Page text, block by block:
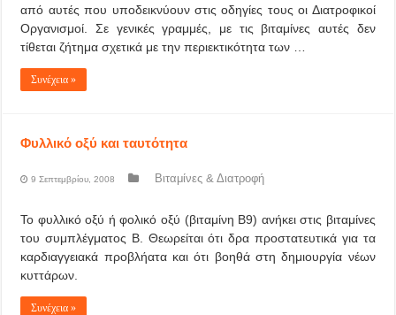
από αυτές που υποδεικνύουν στις οδηγίες τους οι Διατροφικοί
Οργανισμοί. Σε γενικές γραμμές, με τις βιταμίνες αυτές δεν
τίθεται ζήτημα σχετικά με την περιεκτικότητα των …
Συνέχεια »
Φυλλικό οξύ και ταυτότητα
9 Σεπτεμβρίου, 2008 Βιταμίνες & Διατροφή
Το φυλλικό οξύ ή φολικό οξύ (βιταμίνη Β9) ανήκει στις βιταμίνες
του συμπλέγματος Β. Θεωρείται ότι δρα προστατευτικά για τα
καρδιαγγειακά προβλήατα και ότι βοηθά στη δημιουργία νέων
κυττάρων.
Συνέχεια »